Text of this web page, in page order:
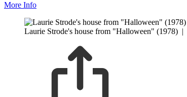
More Info
Laurie Strode's house from "Halloween" (1978) |